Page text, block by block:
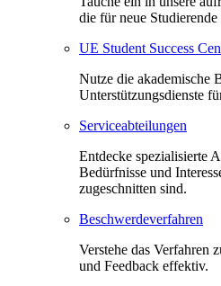
die für neue
UE Student Success
Nutze die akademische
Unterstützungsdienste
Serviceabteilungen
Entdecke spezialisierte
Bedürfnisse und
zugeschnitten sind.
Beschwerdeverfahren
Verstehe das Verfahren
und Feedback effektiv.